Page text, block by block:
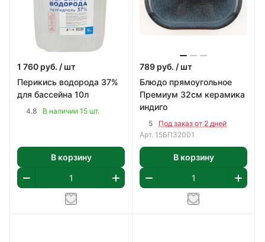
1 760 руб. / шт
Перикись водорода 37%
для бассейна 10л
4.8 В наличии 15 шт.
В корзину
789 руб. / шт
Блюдо прямоугольное
Премиум 32см керамика
индиго
5
Под заказ от 2 дней
Арт. 15БП32001
В корзину